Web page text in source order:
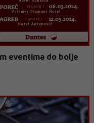
eventima do bolje